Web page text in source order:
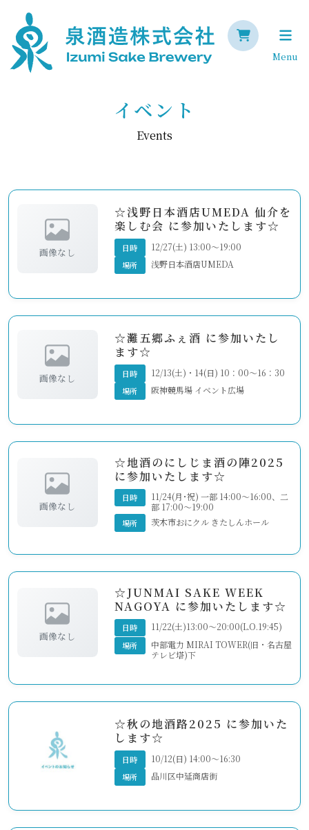
Menu
イベント
Events
画像なし
☆浅野日本酒店UMEDA 仙介を
楽しむ会 に参加いたします☆
日時 12/27(土) 13:00～19:00
場所 浅野日本酒店UMEDA
画像なし
☆灘五郷ふぇ酒 に参加いたし
ます☆
日時 12/13(土)・14(日) 10：00～16：30
場所 阪神競馬場 イベント広場
画像なし
☆地酒のにしじま酒の陣2025
に参加いたします☆
日時
11/24(月･祝) 一部 14:00～16:00、二
部 17:00～19:00
場所 茨木市おにクル きたしんホール
画像なし
☆JUNMAI SAKE WEEK
NAGOYA に参加いたします☆
日時 11/22(土)13:00～20:00(L.O.19:45)
場所
中部電力 MIRAI TOWER(旧・名古屋
テレビ塔)下
☆秋の地酒路2025 に参加いた
します☆
日時 10/12(日) 14:00～16:30
場所 品川区中延商店街